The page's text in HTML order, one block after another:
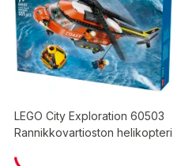
LEGO City Exploration 60503
Rannikkovartioston helikopteri